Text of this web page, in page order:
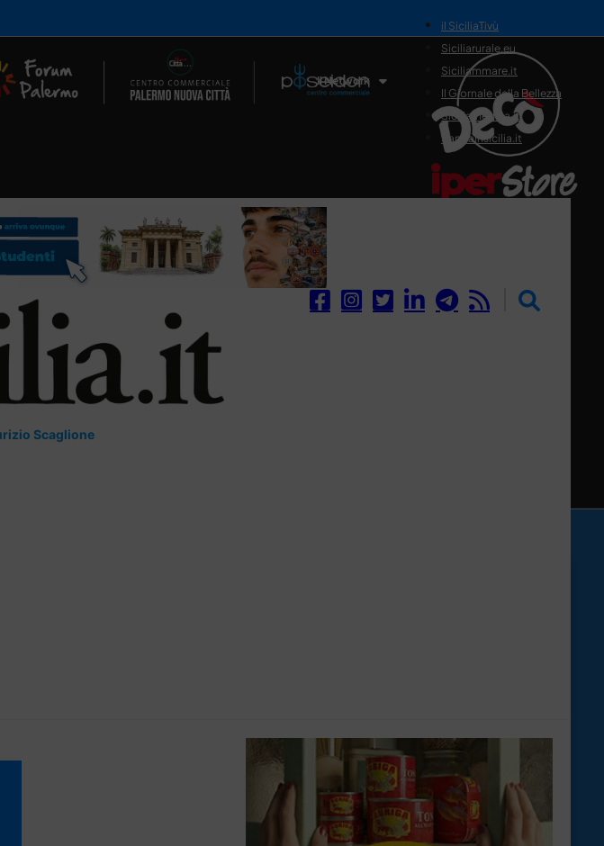
Il Network
il SiciliaTivù
Siciliarurale.eu
Siciliammare.it
Il Giornale della Bellezza
Siciliamedica.it
Sanitainsicilia.it
Scaglione